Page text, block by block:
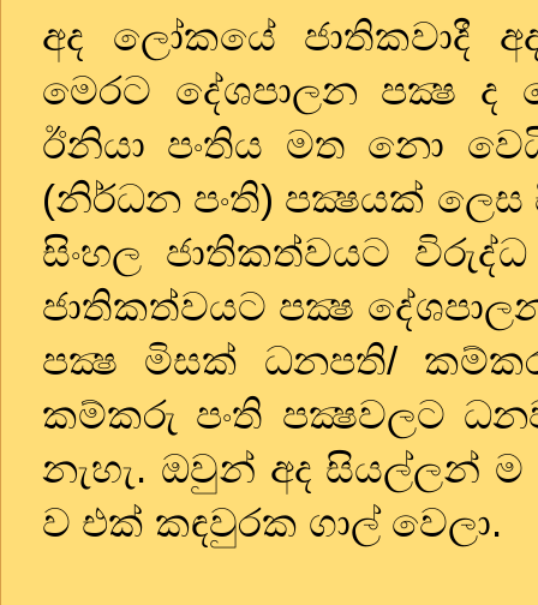
අද ලෝකයේ ජාතිකවාදී
මෙරට දේශපාලන පක්‍ෂ
ඊනියා පංතිය මත නො
(නිර්ධන පංති) පක්‍ෂයක්
සිංහල ජාතිකත්වයට
ජාතිකත්වයට පක්‍ෂ
පක්‍ෂ මිසක් ධනපති/
කම්කරු පංති පක්‍ෂවලට
නැහැ. ඔවුන් අද සියල්ලන්
ව එක් කඳවුරක ගාල් වෙලා.